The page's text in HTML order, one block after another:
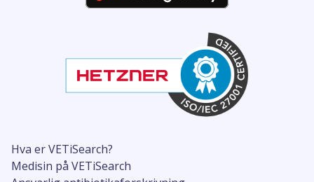
Hva er VETiSearch?
Medisin på VETiSearch